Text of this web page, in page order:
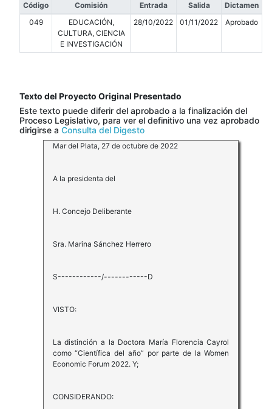
Código Comisión
Entrada
Salida
Dictamen
049
EDUCACIÓN,
CULTURA, CIENCIA
E INVESTIGACIÓN
28/10/2022 01/11/2022 Aprobado
Texto del Proyecto Original Presentado
Este texto puede diferir del aprobado a la finalización del
Proceso Legislativo, para ver el definitivo una vez aprobado
dirigirse a Consulta del Digesto
Mar del Plata, 27 de octubre de 2022
A la presidenta del
H. Concejo Deliberante
Sra. Marina Sánchez Herrero
S------------/------------D
VISTO:
La distinción a la Doctora María Florencia Cayrol
como “Científica del año” por parte de la Women
Economic Forum 2022. Y;
CONSIDERANDO: